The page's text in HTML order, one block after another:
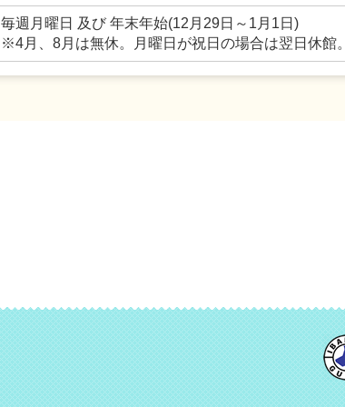
毎週月曜日 及び 年末年始(12月29日～1月1日)
※4月、8月は無休。月曜日が祝日の場合は翌日休館。